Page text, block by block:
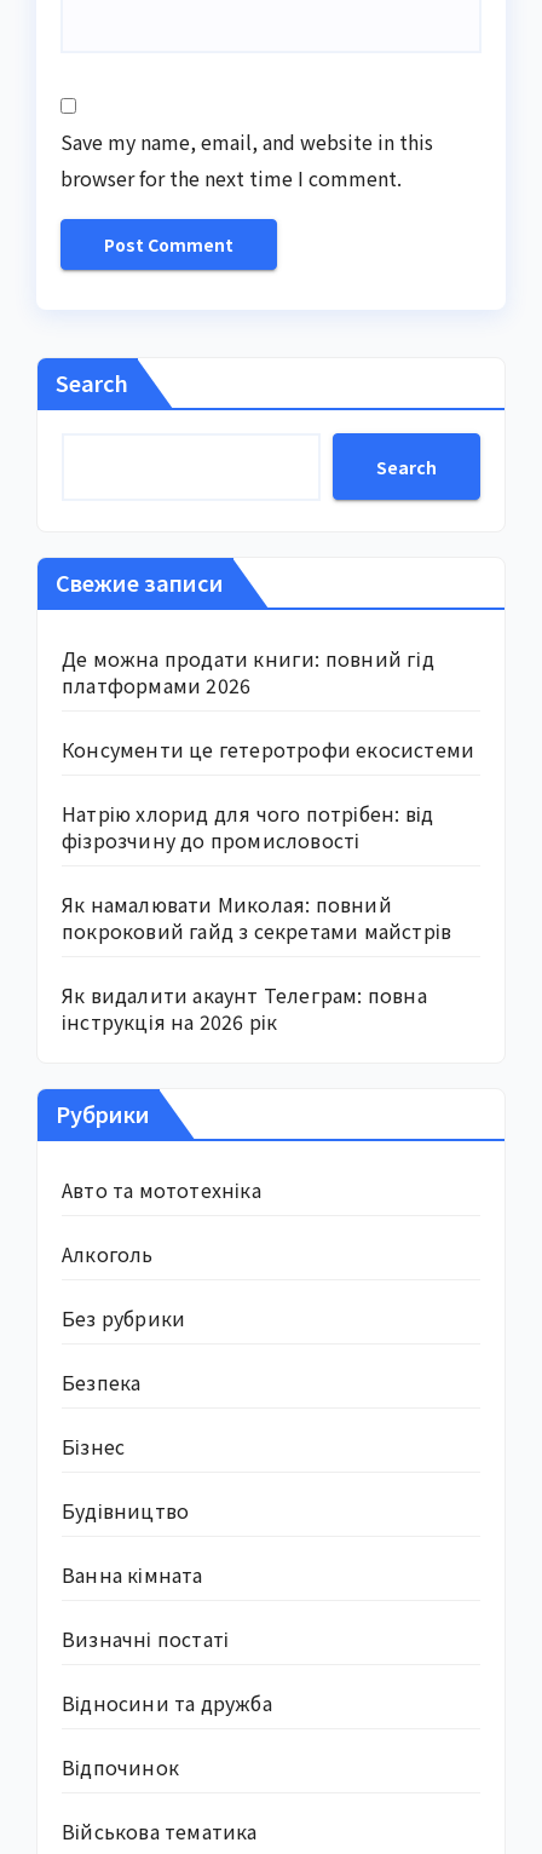
Save my name, email, and website in this
browser for the next time I comment.
Search
Search
Свежие записи
Де можна продати книги: повний гід
платформами 2026
Консументи це гетеротрофи екосистеми
Натрію хлорид для чого потрібен: від
фізрозчину до промисловості
Як намалювати Миколая: повний
покроковий гайд з секретами майстрів
Як видалити акаунт Телеграм: повна
інструкція на 2026 рік
Рубрики
Авто та мототехніка
Алкоголь
Без рубрики
Безпека
Бізнес
Будівництво
Ванна кімната
Визначні постаті
Відносини та дружба
Відпочинок
Військова тематика